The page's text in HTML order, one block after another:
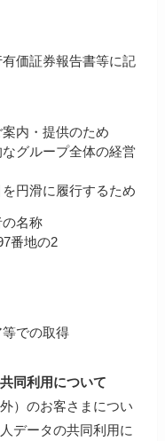
価証券報告書等に記
内・提供のため
グループ全体の経営
円滑に履行するため
名称
番地の2
での取得
同利用について
）のお客さまについ
データの共同利用に